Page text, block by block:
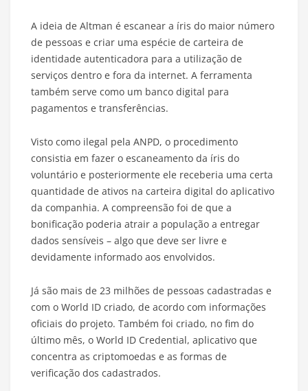
A ideia de Altman é escanear a íris do maior número
de pessoas e criar uma espécie de carteira de
identidade autenticadora para a utilização de
serviços dentro e fora da internet. A ferramenta
também serve como um banco digital para
pagamentos e transferências.
Visto como ilegal pela ANPD, o procedimento
consistia em fazer o escaneamento da íris do
voluntário e posteriormente ele receberia uma certa
quantidade de ativos na carteira digital do aplicativo
da companhia. A compreensão foi de que a
bonificação poderia atrair a população a entregar
dados sensíveis – algo que deve ser livre e
devidamente informado aos envolvidos.
Já são mais de 23 milhões de pessoas cadastradas e
com o World ID criado, de acordo com informações
oficiais do projeto. Também foi criado, no fim do
último mês, o World ID Credential, aplicativo que
concentra as criptomoedas e as formas de
verificação dos cadastrados.